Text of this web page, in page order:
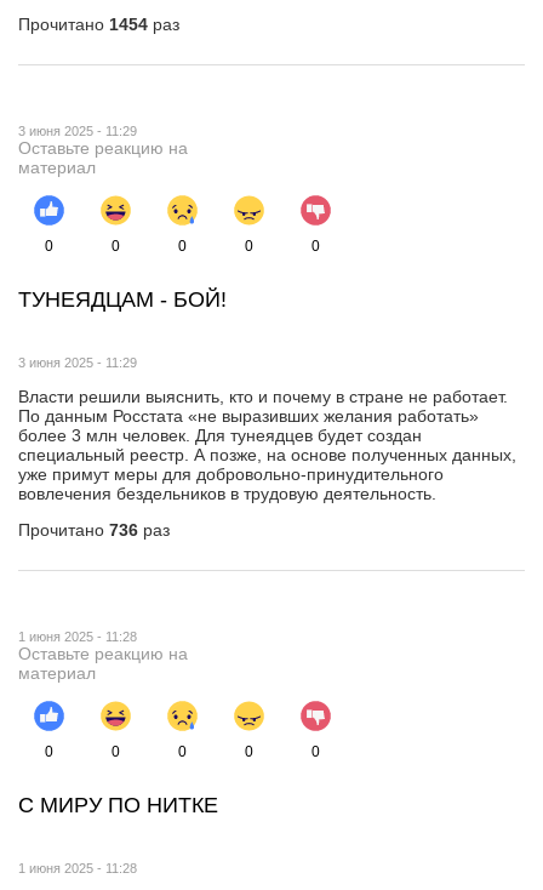
Прочитано 1454 раз
3 июня 2025 - 11:29
Оставьте реакцию на
материал
0 0 0 0 0
ТУНЕЯДЦАМ - БОЙ!
3 июня 2025 - 11:29
Власти решили выяснить, кто и почему в стране не работает.
По данным Росстата «не выразивших желания работать»
более 3 млн человек. Для тунеядцев будет создан
специальный реестр. А позже, на основе полученных данных,
уже примут меры для добровольно-принудительного
вовлечения бездельников в трудовую деятельность.
Прочитано 736 раз
1 июня 2025 - 11:28
Оставьте реакцию на
материал
0 0 0 0 0
С МИРУ ПО НИТКЕ
1 июня 2025 - 11:28